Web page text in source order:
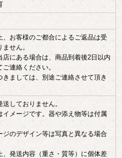
、お客様のご都合によるご返品は受
せん。
店にある場合は、商品到着後2日以内
連絡ください。
きましては、別途ご連絡させて頂き
しておりません。
イメージです。器や添え物等は付属
ジのデザイン等は写真と異なる場合
、発送内容（重さ・質等）に個体差